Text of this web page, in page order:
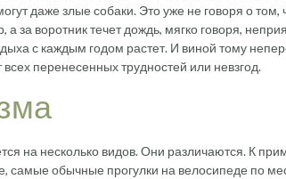
даже злые собаки. Это уже не говоря о том,
а за воротник течет дождь, мягко говоря,
с каждым годом растет. И виной тому
перенесенных трудностей или невзгод.
на несколько видов. Они различаются. К
самые обычные прогулки на велосипеде по